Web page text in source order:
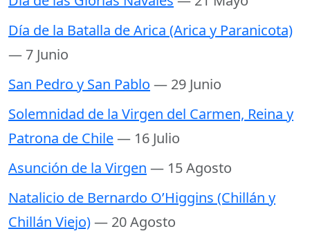
Día de la Batalla de Arica (Arica y Paranicota)
— 7 Junio
San Pedro y San Pablo — 29 Junio
Solemnidad de la Virgen del Carmen, Reina y
Patrona de Chile— 16 Julio
Asunción de la Virgen — 15 Agosto
Natalicio de Bernardo O’Higgins (Chillán y
Chillán Viejo)— 20 Agosto